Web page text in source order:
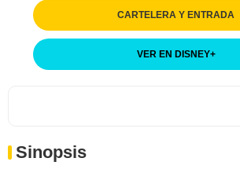
CARTELERA Y ENTRADA
VER EN DISNEY+
Sinopsis